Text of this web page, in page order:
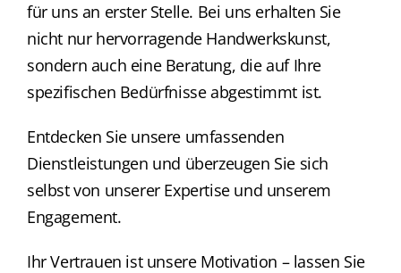
für uns an erster Stelle. Bei uns erhalten Sie
nicht nur hervorragende Handwerkskunst,
sondern auch eine Beratung, die auf Ihre
spezifischen Bedürfnisse abgestimmt ist.
Entdecken Sie unsere umfassenden
Dienstleistungen und überzeugen Sie sich
selbst von unserer Expertise und unserem
Engagement.
Ihr Vertrauen ist unsere Motivation – lassen Sie